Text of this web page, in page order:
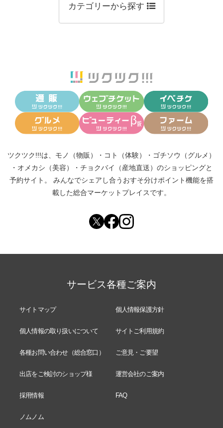
カテゴリーから探す
ツクツク!!!は、 モノ（物販） ・ コト（体験） ・ ゴチソウ（グルメ）
・ オメカシ（美容） ・ チョクバイ（産地直送） のショッピングと
予約サイト。
みんなでシェアし合う おすそ分けポイント機能を搭
載した総合マーケットプレイスです。
サービス各種ご案内
サイトマップ 個人情報保護方針
個人情報の取り扱いについて サイトご利用規約
各種お問い合わせ（総合窓口） ご意見・ご要望
出店をご検討のショップ様 運営会社のご案内
採用情報 FAQ
ノムノム